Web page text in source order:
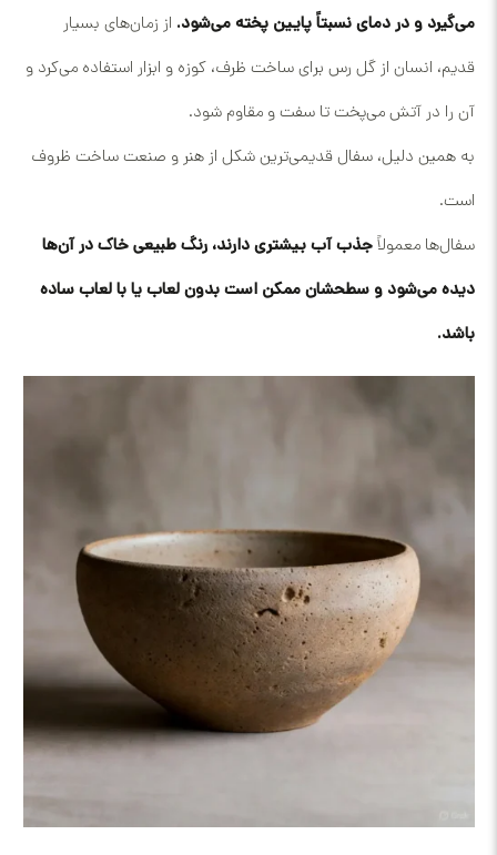
می‌گیرد و در دمای نسبتاً پایین پخته می‌شود. از زمان‌های بسیار
قدیم، انسان از گل رس برای ساخت ظرف، کوزه و ابزار استفاده می‌کرد و
آن را در آتش می‌پخت تا سفت و مقاوم شود.
به همین دلیل، سفال قدیمی‌ترین شکل از هنر و صنعت ساخت ظروف
است.
سفال‌ها معمولاًجذب آب بیشتری دارند، رنگ طبیعی خاک در آن‌ها
دیده می‌شود و سطحشان ممکن است بدون لعاب یا با لعاب ساده
باشد.